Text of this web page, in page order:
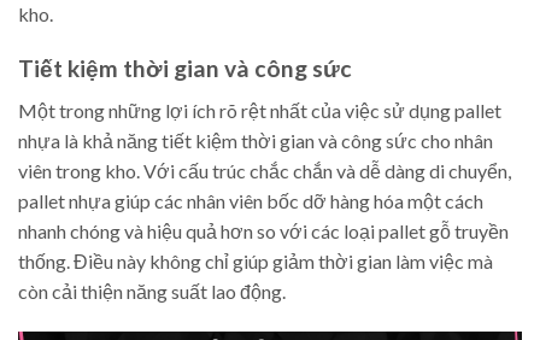
kho.
Tiết kiệm thời gian và công sức
Một trong những lợi ích rõ rệt nhất của việc sử dụng pallet
nhựa là khả năng tiết kiệm thời gian và công sức cho nhân
viên trong kho. Với cấu trúc chắc chắn và dễ dàng di chuyển,
pallet nhựa giúp các nhân viên bốc dỡ hàng hóa một cách
nhanh chóng và hiệu quả hơn so với các loại pallet gỗ truyền
thống. Điều này không chỉ giúp giảm thời gian làm việc mà
còn cải thiện năng suất lao động.